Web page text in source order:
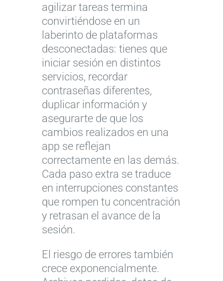
agilizar tareas termina
convirtiéndose en un
laberinto de plataformas
desconectadas: tienes que
iniciar sesión en distintos
servicios, recordar
contraseñas diferentes,
duplicar información y
asegurarte de que los
cambios realizados en una
app se reflejan
correctamente en las demás.
Cada paso extra se traduce
en interrupciones constantes
que rompen tu concentración
y retrasan el avance de la
sesión.
El riesgo de errores también
crece exponencialmente.